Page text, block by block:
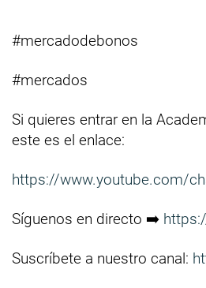
#mercadodebonos
#mercados
Si quieres entrar en la
este es el enlace:
https://www.youtube.com/
Síguenos en directo ➡️
Suscríbete a nuestro canal: